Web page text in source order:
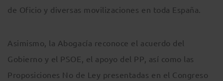
de Oficio y diversas movilizaciones en toda España.
Asimismo, la Abogacía reconoce el acuerdo del
Gobierno y el PSOE, el apoyo del PP, así como las
Proposiciones No de Ley presentadas en el Congreso